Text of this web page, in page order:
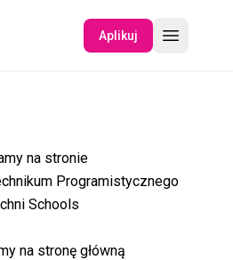
Aplikuj
na stronie
Programistycznego
Schools
na stronę główną